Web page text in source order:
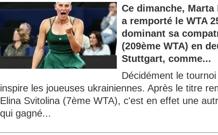
Ce dimanche, Marta
a remporté le WTA
dominant sa
(209ème WTA) en
Stuttgart, comme...
Décidément le
inspire les joueuses ukrainiennes. Après le titre
Elina Svitolina (7ème WTA), c'est en effet une
qui gagné...